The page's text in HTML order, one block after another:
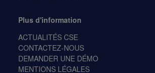
Plus d'information
ACTUALITÉS CSE
CONTACTEZ-NOUS
DEMANDER UNE DÉMO
MENTIONS LÉGALES